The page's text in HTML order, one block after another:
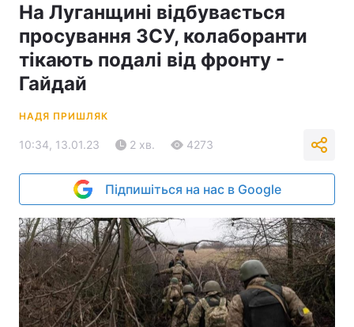
На Луганщині відбувається
просування ЗСУ, колаборанти
тікають подалі від фронту -
Гайдай
НАДЯ ПРИШЛЯК
10:34, 13.01.23 2 хв. 4273
Підпишіться на нас в Google